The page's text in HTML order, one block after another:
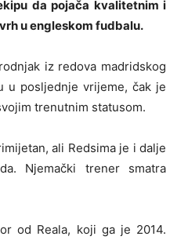
da pojača kvalitetnim i
u engleskom fudbalu.
iz redova madridskog
u posljednje vrijeme, čak je
trenutnim statusom.
ali Redsima je i dalje
Njemački trener smatra
od Reala, koji ga je 2014.